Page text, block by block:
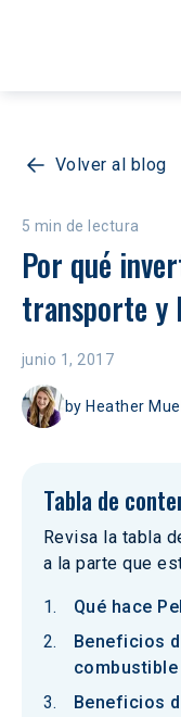
Volver al blog
5 min de lectura
Por qué
transporte y
junio 1, 2017
by Heather
Tabla de
Revisa la tabla
a la parte que
Qué hace
Beneficios
Beneficios